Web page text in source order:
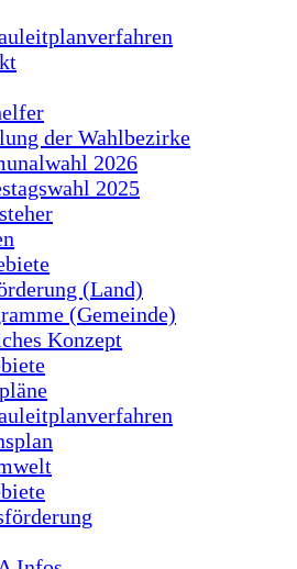
der Wahlbezirke
2026
2025
(Land)
(Gemeinde)
Konzept